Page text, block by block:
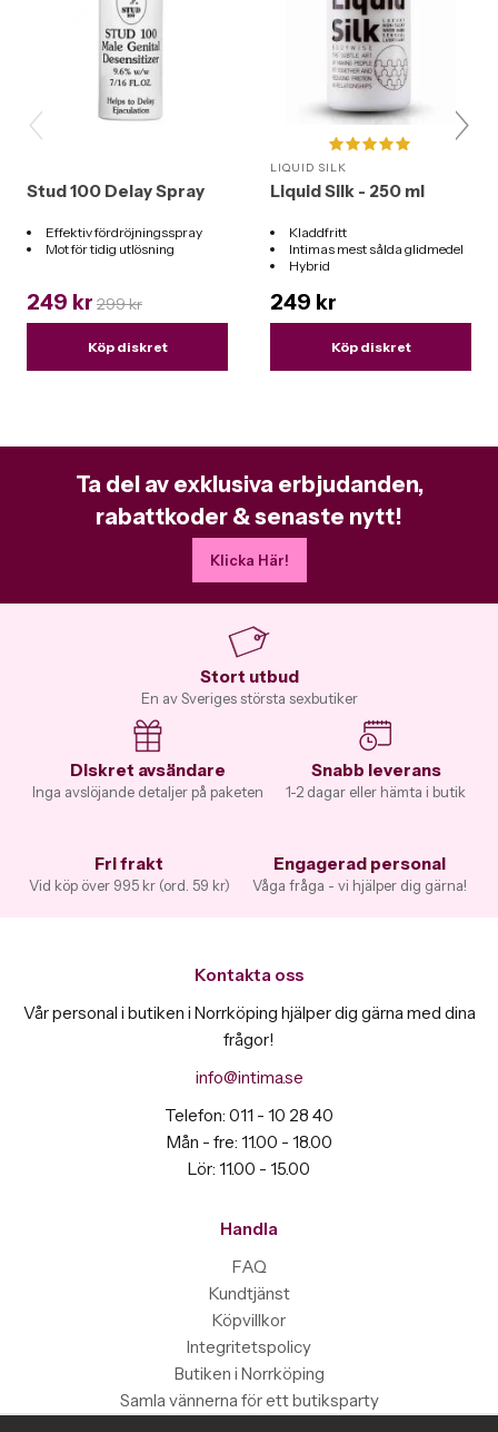
Stud 100 Delay Spray
Effektiv fördröjningsspray
Mot för tidig utlösning
249 kr 299 kr
Köp diskret
LIQUID SILK
Liquid Silk - 250 ml
Kladdfritt
Intimas mest sålda glidmedel
Hybrid
249 kr
Köp diskret
Ta del av exklusiva erbjudanden,
rabattkoder & senaste nytt!
Klicka Här!
Stort utbud
En av Sveriges största sexbutiker
Diskret avsändare
Inga avslöjande detaljer på paketen
Snabb leverans
1-2 dagar eller hämta i butik
Fri frakt
Vid köp över 995 kr (ord. 59 kr)
Engagerad personal
Våga fråga - vi hjälper dig gärna!
Kontakta oss
Vår personal i butiken i Norrköping hjälper dig gärna med dina
frågor!
info@intima.se
Telefon: 011 - 10 28 40
Mån - fre: 11.00 - 18.00
Lör: 11.00 - 15.00
Handla
FAQ
Kundtjänst
Köpvillkor
Integritetspolicy
Butiken i Norrköping
Samla vännerna för ett butiksparty